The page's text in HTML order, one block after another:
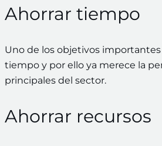
Ahorrar tiempo
Uno de los objetivos importantes
tiempo y por ello ya merece la
principales del sector.
Ahorrar recursos